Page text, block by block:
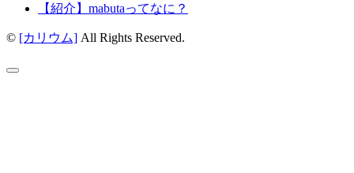
【紹介】mabutaってなに？
© [カリウム] All Rights Reserved.